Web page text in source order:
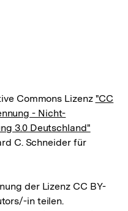
Commons Lizenz "CC
- Nicht-
3.0 Deutschland"
C. Schneider für
der Lizenz CC BY-
in teilen.